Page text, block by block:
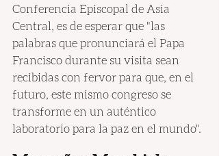
Conferencia Episcopal de Asia
Central, es de esperar que "las
palabras que pronunciará el Papa
Francisco durante su visita sean
recibidas con fervor para que, en el
futuro, este mismo congreso se
transforme en un auténtico
laboratorio para la paz en el mundo".